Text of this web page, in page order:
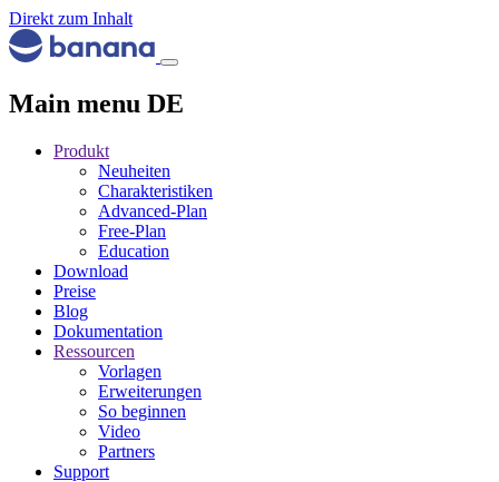
Direkt zum Inhalt
Main menu DE
Produkt
Neuheiten
Charakteristiken
Advanced-Plan
Free-Plan
Education
Download
Preise
Blog
Dokumentation
Ressourcen
Vorlagen
Erweiterungen
So beginnen
Video
Partners
Support